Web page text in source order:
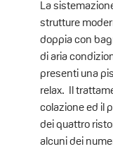
La
strutture
doppia con
di aria
presenti una
relax. Il
colazione ed il
dei quattro
alcuni dei